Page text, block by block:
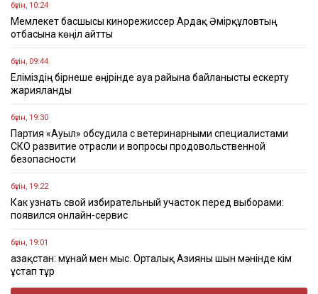
бүгін, 10:24
Мемлекет басшысы кинорежиссер Ардақ Әмірқұловтың
отбасына көңіл айтты
бүгін, 09:44
Еліміздің бірнеше өңірінде ауа райына байланысты ескерту
жарияланды
бүгін, 19:30
Партия «Ауыл» обсудила с ветеринарными специалистами
СКО развитие отрасли и вопросы продовольственной
безопасности
бүгін, 19:22
Как узнать свой избирательный участок перед выборами:
появился онлайн-сервис
бүгін, 19:01
Қазақстан: мұнай мен мыс. Орталық Азияны шын мәнінде кім
ұстап тұр